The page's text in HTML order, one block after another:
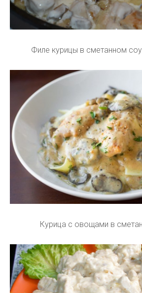
Филе курицы в сметанном
Курица с овощами в